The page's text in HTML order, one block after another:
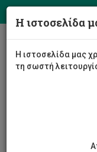
Η ιστοσελίδα
Η ιστοσελίδα μας
τη σωστή